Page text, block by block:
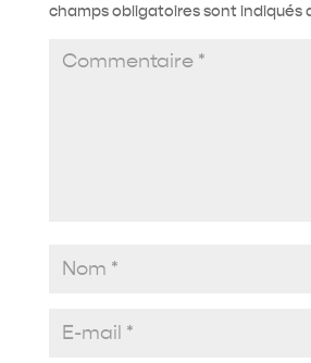
champs obligatoires sont indiqués